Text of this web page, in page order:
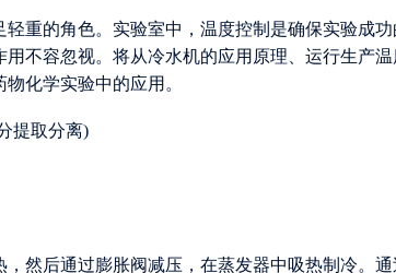
重的角色。实验室中，温度控制是确保实验成
不容忽视。将从冷水机的应用原理、运行生产
化学实验中的应用。
然后通过膨胀阀减压，在蒸发器中吸热制冷。